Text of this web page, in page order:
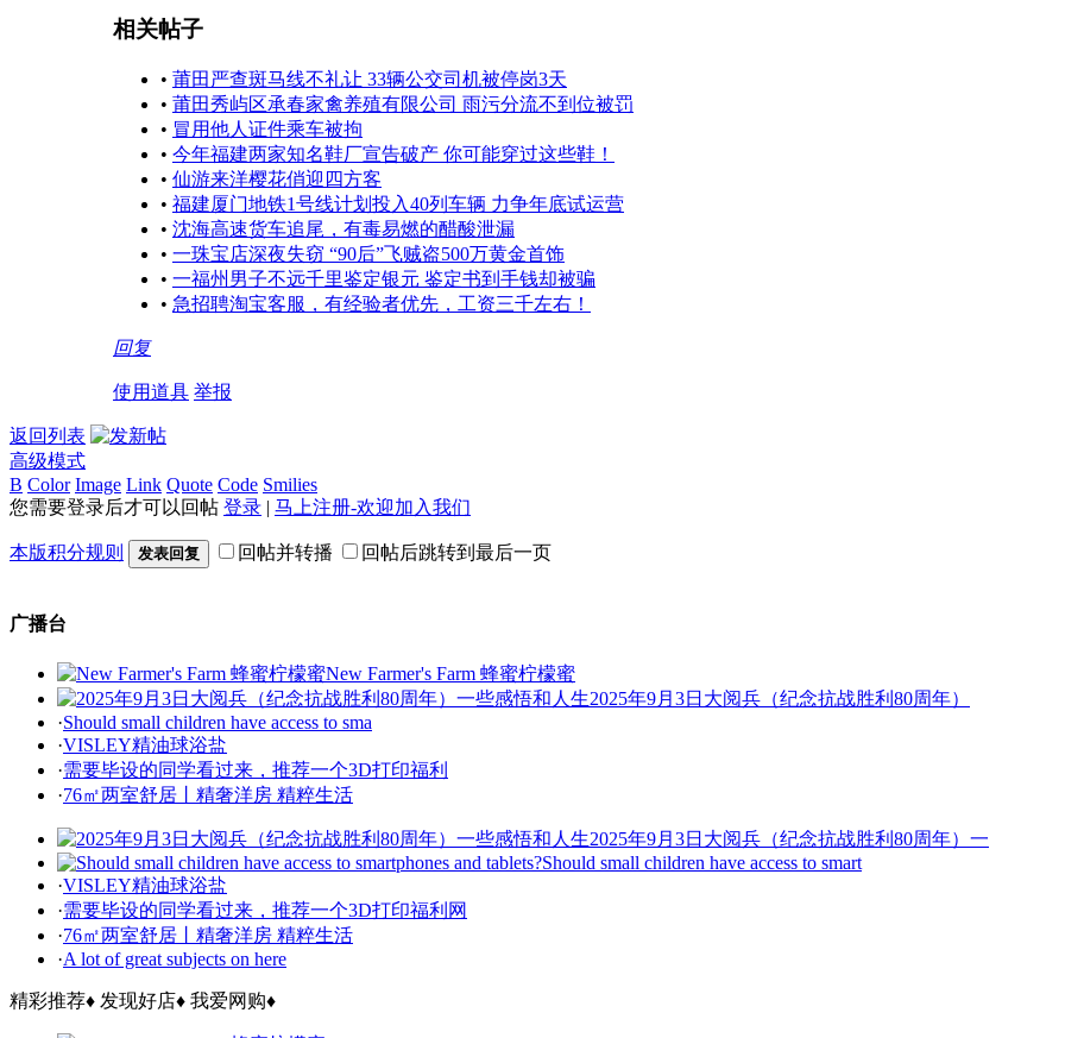
相关帖子
• 莆田严查斑马线不礼让 33辆公交司机被停岗3天
• 莆田秀屿区承春家禽养殖有限公司 雨污分流不到位被罚
• 冒用他人证件乘车被拘
• 今年福建两家知名鞋厂宣告破产 你可能穿过这些鞋！
• 仙游来洋樱花俏迎四方客
• 福建厦门地铁1号线计划投入40列车辆 力争年底试运营
• 沈海高速货车追尾，有毒易燃的醋酸泄漏
• 一珠宝店深夜失窃 “90后”飞贼盗500万黄金首饰
• 一福州男子不远千里鉴定银元 鉴定书到手钱却被骗
• 急招聘淘宝客服，有经验者优先，工资三千左右！
回复
使用道具 举报
返回列表
高级模式
B Color Image Link Quote Code Smilies
您需要登录后才可以回帖 登录 | 马上注册-欢迎加入我们
本版积分规则 发表回复 回帖并转播 回帖后跳转到最后一页
广播台
New Farmer's Farm 蜂蜜柠檬蜜
2025年9月3日大阅兵（纪念抗战胜利80周年）
·Should small children have access to sma
·VISLEY精油球浴盐
·需要毕设的同学看过来，推荐一个3D打印福利
·76㎡两室舒居丨精奢洋房 精粹生活
2025年9月3日大阅兵（纪念抗战胜利80周年）一
Should small children have access to smart
·VISLEY精油球浴盐
·需要毕设的同学看过来，推荐一个3D打印福利网
·76㎡两室舒居丨精奢洋房 精粹生活
·A lot of great subjects on here
精彩推荐♦ 发现好店♦ 我爱网购♦